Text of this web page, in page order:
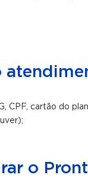
CPF, cartão do
o